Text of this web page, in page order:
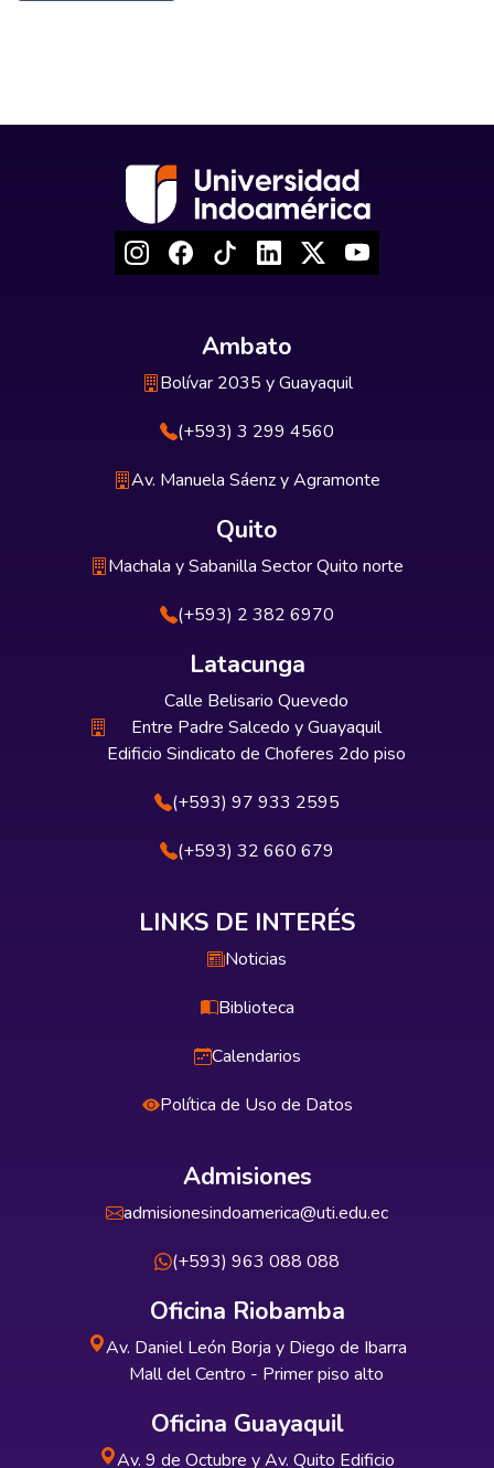
Ambato
Bolívar 2035 y Guayaquil
(+593) 3 299 4560
Av. Manuela Sáenz y Agramonte
Quito
Machala y Sabanilla Sector Quito norte
(+593) 2 382 6970
Latacunga
Calle Belisario Quevedo
Entre Padre Salcedo y Guayaquil
Edificio Sindicato de Choferes 2do piso
(+593) 97 933 2595
(+593) 32 660 679
LINKS DE INTERÉS
Noticias
Biblioteca
Calendarios
Política de Uso de Datos
Admisiones
admisionesindoamerica@uti.edu.ec
(+593) 963 088 088
Oficina Riobamba
Av. Daniel León Borja y Diego de Ibarra
Mall del Centro - Primer piso alto
Oficina Guayaquil
Av. 9 de Octubre y Av. Quito Edificio